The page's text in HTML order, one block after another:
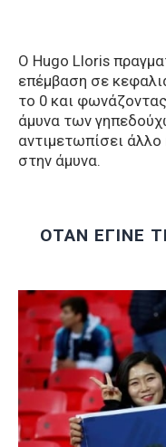
Ο Hugo Lloris
επέμβαση σε
το 0 και
άμυνα των
αντιμετωπίσει
στην άμυνα.
ΟΤΑΝ ΕΓΙΝΕ